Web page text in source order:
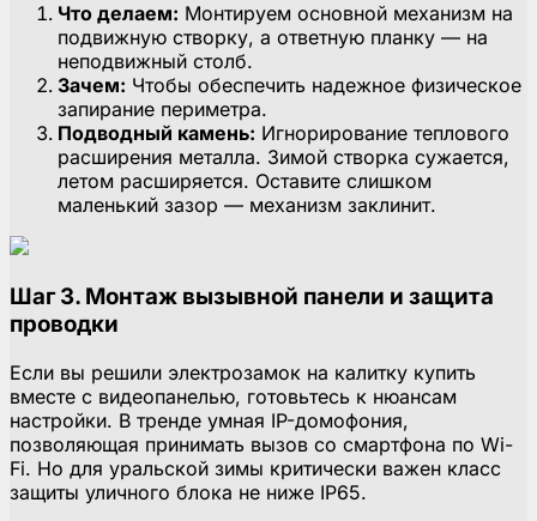
Что делаем: Монтируем основной механизм на
подвижную створку, а ответную планку — на
неподвижный столб.
Зачем: Чтобы обеспечить надежное физическое
запирание периметра.
Подводный камень: Игнорирование теплового
расширения металла. Зимой створка сужается,
летом расширяется. Оставите слишком
маленький зазор — механизм заклинит.
Шаг 3. Монтаж вызывной панели и защита
проводки
Если вы решили электрозамок на калитку купить
вместе с видеопанелью, готовьтесь к нюансам
настройки. В тренде умная IP-домофония,
позволяющая принимать вызов со смартфона по Wi-
Fi. Но для уральской зимы критически важен класс
защиты уличного блока не ниже IP65.